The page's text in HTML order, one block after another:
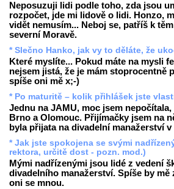
Neposuzuji lidi podle toho, zda jsou
rozpočet, jde mi lidově o lidi. Honzo,
vidět nemusím... Neboj se, patříš k
severní Moravě.
* Slečno Hanko, jak vy to děláte, že
Které myslíte... Pokud máte na mysli
nejsem jistá, že je mám stoprocentně
spíše oni mě x;-)
* Po maturitě – kolik přihlášek jste
Jednu na JAMU, moc jsem
Brno a Olomouc. Přijímačky jsem na
byla přijata na divadelní manažerství v
* Jak jste spokojena se svými
rektora, určitě dost - pozn. mod.)
Mými nadřízenými jsou lidé z vedení
divadelního manažerství. Spíše by
oni se mnou.